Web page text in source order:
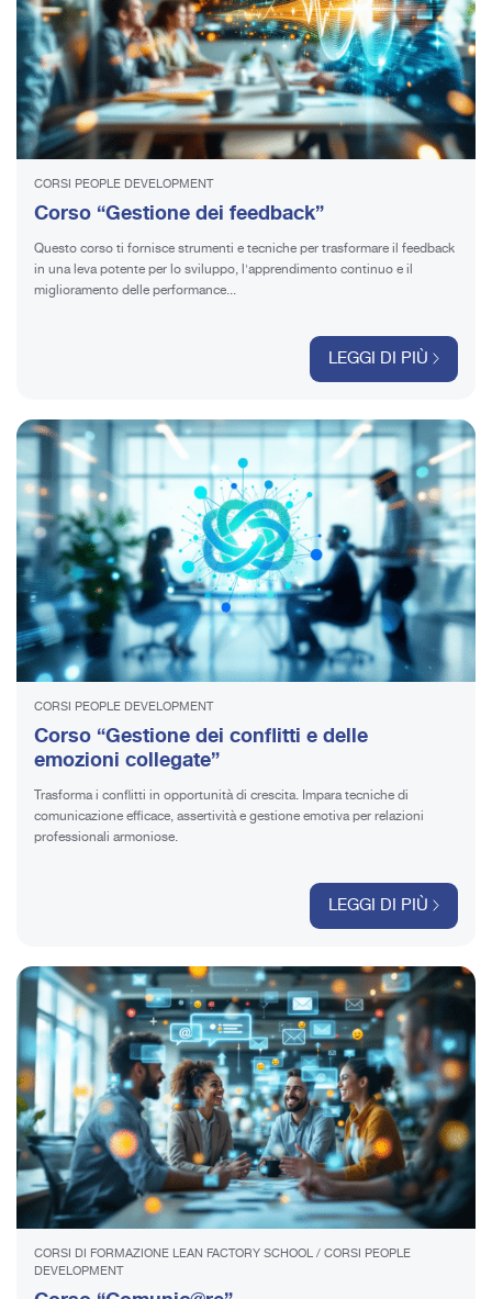
CORSI PEOPLE DEVELOPMENT
Corso “Gestione dei feedback”
Questo corso ti fornisce strumenti e tecniche per trasformare il feedback
in una leva potente per lo sviluppo, l'apprendimento continuo e il
miglioramento delle performance...
LEGGI DI PIÙ
CORSI PEOPLE DEVELOPMENT
Corso “Gestione dei conflitti e delle
emozioni collegate”
Trasforma i conflitti in opportunità di crescita. Impara tecniche di
comunicazione efficace, assertività e gestione emotiva per relazioni
professionali armoniose.
LEGGI DI PIÙ
CORSI DI FORMAZIONE LEAN FACTORY SCHOOL/CORSI PEOPLE
DEVELOPMENT